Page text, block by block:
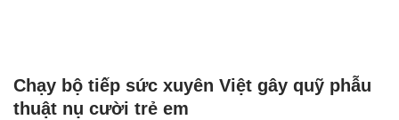
Chạy bộ tiếp sức xuyên Việt gây quỹ phẫu
thuật nụ cười trẻ em